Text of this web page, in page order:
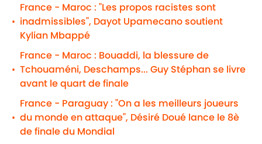
•
France - Maroc : "Les propos racistes sont
inadmissibles", Dayot Upamecano soutient
Kylian Mbappé
•
France - Maroc : Bouaddi, la blessure de
Tchouaméni, Deschamps... Guy Stéphan se livre
avant le quart de finale
•
France - Paraguay : "On a les meilleurs joueurs
du monde en attaque", Désiré Doué lance le 8è
de finale du Mondial